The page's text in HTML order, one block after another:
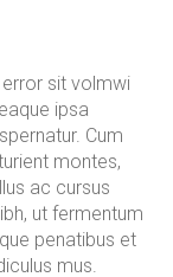
sit volmwi
ipsa
Cum
montes,
ac cursus
ut fermentum
penatibus et
mus.